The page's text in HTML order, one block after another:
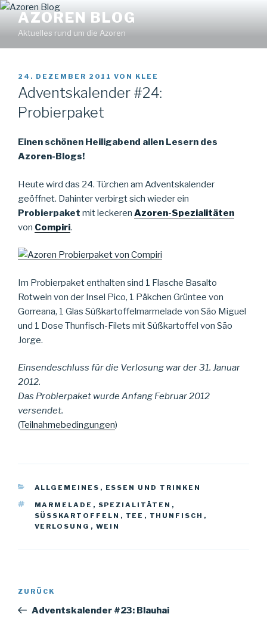
Zum
Inhalt
springen
AZOREN BLOG
Aktuelles rund um die Azoren
VERÖFFENTLICHT
AM
24. DEZEMBER 2011 VON KLEE
Adventskalender #24:
Probierpaket
Einen schönen Heiligabend allen Lesern des
Azoren-Blogs!
Heute wird das 24. Türchen am Adventskalender
geöffnet. Dahinter verbirgt sich wieder ein
Probierpaket mit leckeren Azoren-Spezialitäten
von Compiri.
Im Probierpaket enthalten sind 1 Flasche Basalto
Rotwein von der Insel Pico, 1 Päkchen Grüntee von
Gorreana, 1 Glas Süßkartoffelmarmelade von São Miguel
und 1 Dose Thunfisch-Filets mit Süßkartoffel von São
Jorge.
Einsendeschluss für die Verlosung war der 31. Januar
2012.
Das Probierpaket wurde Anfang Februar 2012
versendet.
(Teilnahmebedingungen)
KATEGORIEN
ALLGEMEINES , ESSEN UND TRINKEN
SCHLAGWÖRTER
MARMELADE , SPEZIALITÄTEN ,
SÜSSKARTOFFELN
, TEE , THUNFISCH ,
VERLOSUNG , WEIN
Beitrags-
Vorheriger
Beitrag
ZURÜCK
Adventskalender #23: Blauhai